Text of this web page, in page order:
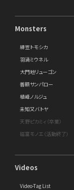
Monsters
緋笠トモシカ
羽渦ミウネル
大門地リューゴン
善額サンパロー
植峰ノルジュ
未知又バトヤ
天野ピカミィ（卒業）
磁富モノエ（活動終了）
Videos
Video-Tag List